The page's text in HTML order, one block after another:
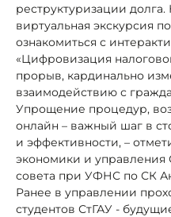
реструктуризации
виртуальная экскурсия
ознакомиться с
«Цифровизация
прорыв, кардинально
взаимодействию с
Упрощение процедур,
онлайн – важный шаг в
и эффективности, –
экономики и
совета при УФНС по СК
Ранее в управлении
студентов СтГАУ -